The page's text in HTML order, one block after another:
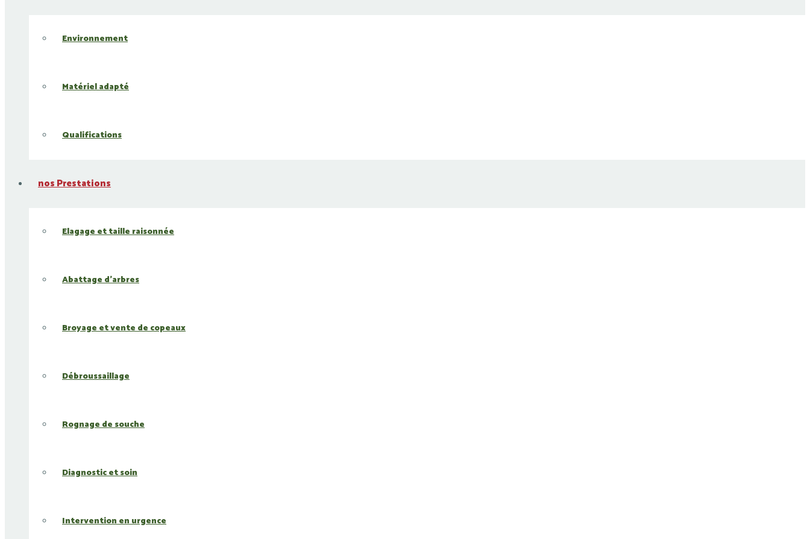
Environnement
Matériel adapté
Qualifications
nos Prestations
Elagage et taille raisonnée
Abattage d’arbres
Broyage et vente de copeaux
Débroussaillage
Rognage de souche
Diagnostic et soin
Intervention en urgence